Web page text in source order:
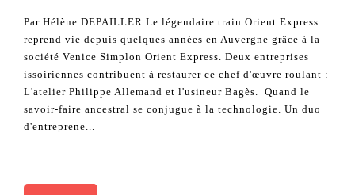
Par Hélène DEPAILLER Le légendaire train Orient Express
reprend vie depuis quelques années en Auvergne grâce à la
société Venice Simplon Orient Express. Deux entreprises
issoiriennes contribuent à restaurer ce chef d'œuvre roulant :
L'atelier Philippe Allemand et l'usineur Bagès. Quand le
savoir-faire ancestral se conjugue à la technologie. Un duo
d'entreprene...